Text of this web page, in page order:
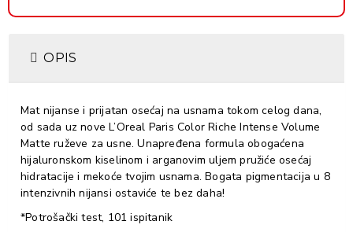
OPIS
Mat nijanse i prijatan osećaj na usnama tokom celog dana,
od sada uz nove L’Oreal Paris Color Riche Intense Volume
Matte ruževe za usne.​ Unapređena formula obogaćena
hijaluronskom kiselinom i arganovim uljem pružiće osećaj
hidratacije i mekoće tvojim usnama.​ Bogata pigmentacija u 8
intenzivnih nijansi ostaviće te bez daha!​
*Potrošački test, 101 ispitanik